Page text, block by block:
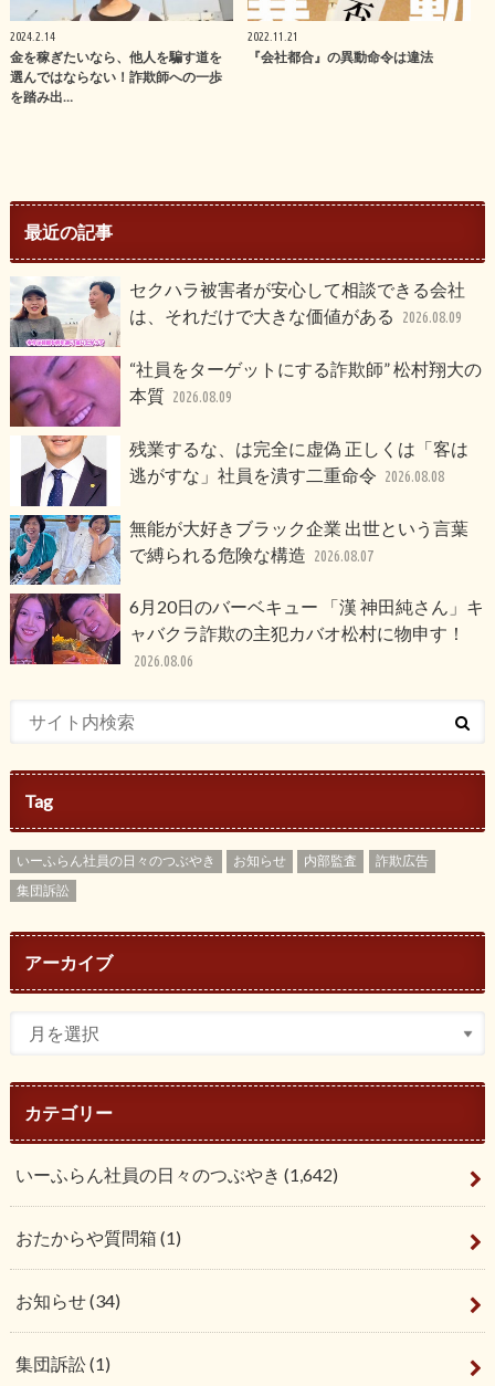
2024.2.14
金を稼ぎたいなら、他人を騙す道を
選んではならない！詐欺師への一歩
を踏み出…
2022.11.21
『会社都合』の異動命令は違法
最近の記事
セクハラ被害者が安心して相談できる会社
は、それだけで大きな価値がある
2026.08.09
“社員をターゲットにする詐欺師” 松村翔大の
本質 2026.08.09
残業するな、は完全に虚偽 正しくは「客は
逃がすな」社員を潰す二重命令 2026.08.08
無能が大好きブラック企業 出世という言葉
で縛られる危険な構造 2026.08.07
6月20日のバーベキュー 「漢 神田純さん」キ
ャバクラ詐欺の主犯カバオ松村に物申す！
2026.08.06
Tag
いーふらん社員の日々のつぶやき お知らせ 内部監査
詐欺広告
集団訴訟
アーカイブ
カテゴリー
いーふらん社員の日々のつぶやき (1,642)
おたからや質問箱 (1)
お知らせ(34)
集団訴訟(1)